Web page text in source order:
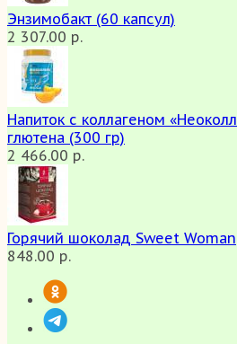
Энзимобакт (60 капсул)
2 307.00 р.
Напиток с коллагеном
глютена (300 гр)
2 466.00 р.
Горячий шоколад Sweet Woman
848.00 р.